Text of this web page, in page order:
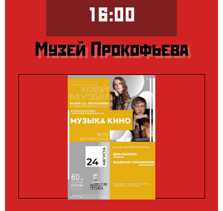
16:00
Музей Прокофьева